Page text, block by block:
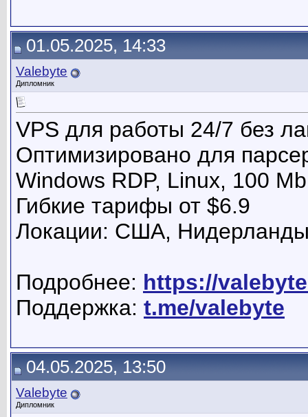
01.05.2025, 14:33
Valebyte
Дипломник
VPS для работы 24/7 без
Оптимизировано для
Windows RDP, Linux, 100
Гибкие тарифы от $6.9
Локации: США,
Подробнее: https://
Поддержка: t.me/valebyte
04.05.2025, 13:50
Valebyte
Дипломник